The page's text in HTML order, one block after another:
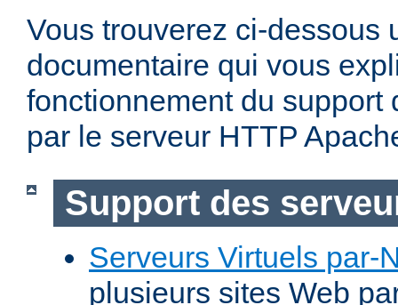
Vous trouverez ci-dessous
documentaire qui vous
fonctionnement du support
par le serveur HTTP
Support des
Serveurs Virtuels par-
plusieurs sites Web